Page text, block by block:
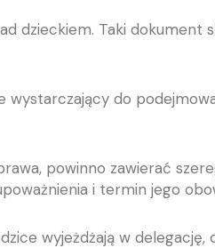
dzieckiem. Taki dokument
wystarczający do
powinno zawierać
i termin jego
wyjeżdżają w delegację,